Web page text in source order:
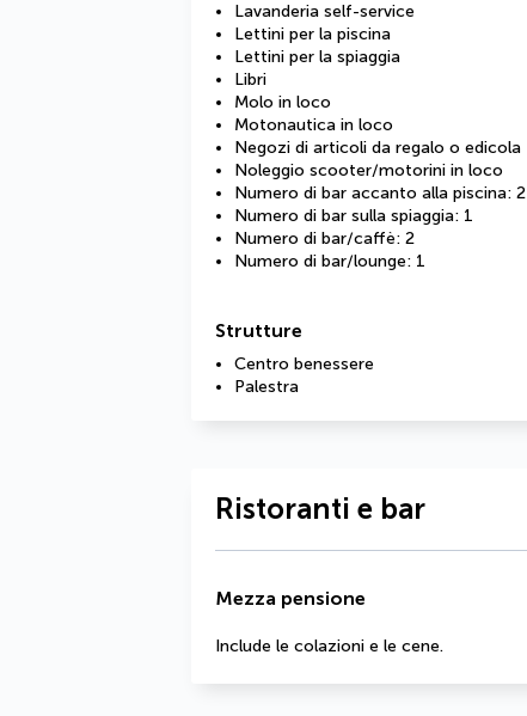
Lavanderia self-service
Lettini per la piscina
Lettini per la spiaggia
Libri
Molo in loco
Motonautica in loco
Negozi di articoli da regalo o edicola
Noleggio scooter/motorini in loco
Numero di bar accanto alla piscina: 2
Numero di bar sulla spiaggia: 1
Numero di bar/caffè: 2
Numero di bar/lounge: 1
Strutture
Centro benessere
Palestra
Ristoranti e bar
Mezza pensione
Include le colazioni e le cene.